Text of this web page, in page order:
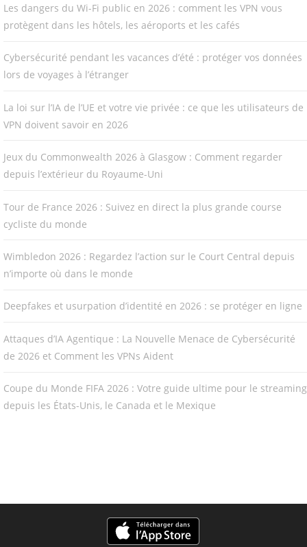
Les dangers du Wi-Fi public en 2026 : comment les VPN vous
protègent dans les hôtels, les aéroports et les cafés
Cybersécurité pendant les vacances d’été : protéger vos données
lors de voyages à l’étranger
La loi sur l’IA de l’UE et votre vie privée : ce que les utilisateurs de
VPN doivent savoir en 2026
Jeux du Commonwealth 2026 à Glasgow : Comment regarder
depuis l’extérieur du Royaume-Uni
Tour de France 2026 : Suivez en direct la plus grande course
cycliste du monde
Wimbledon 2026 : Regardez l’action sur le Court Central depuis
n’importe où dans le monde
Deepfakes et usurpation d’identité en 2026 : se protéger en ligne
Attaques d’IA Agentique : La Nouvelle Menace de Cybersécurité
de 2026 et Comment les VPNs Aident
Coupe du Monde FIFA 2026 : Votre guide ultime pour le streaming
depuis les États-Unis, le Canada et le Mexique